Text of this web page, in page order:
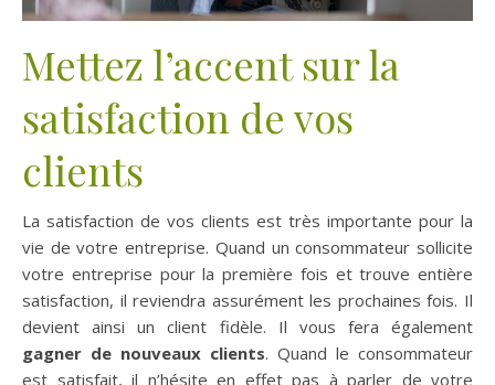
Mettez l’accent sur la
satisfaction de vos
clients
La satisfaction de vos clients est très importante pour la
vie de votre entreprise. Quand un consommateur sollicite
votre entreprise pour la première fois et trouve entière
satisfaction, il reviendra assurément les prochaines fois. Il
devient ainsi un client fidèle. Il vous fera également
gagner de nouveaux clients. Quand le consommateur
est satisfait, il n’hésite en effet pas à parler de votre